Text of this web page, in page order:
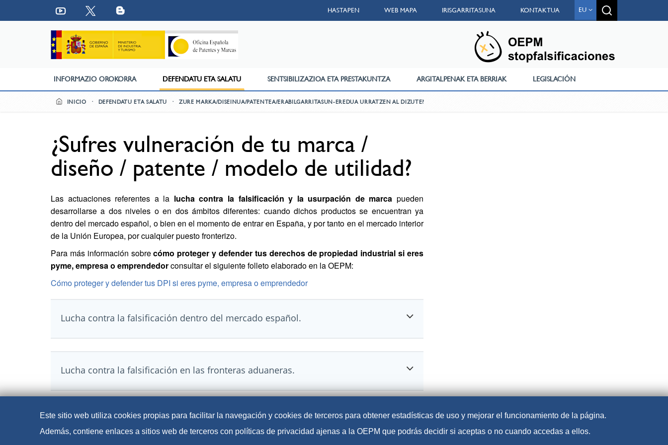
HASTAPEN WEB MAPA IRISGARRITASUNA KONTAKTUA EU
INFORMAZIO OROKORRA DEFENDATU ETA SALATU SENTSIBILIZAZIOA ETA PRESTAKUNTZA ARGITALPENAK ETA BERRIAK LEGISLACIÓN
INICIO DEFENDATU ETA SALATU ZURE MARKA/DISEINUA/PATENTEA/ERABILGARRITASUN-EREDUA URRATZEN AL DIZUTE?
¿Sufres vulneración de tu marca /
diseño / patente / modelo de utilidad?
Las actuaciones referentes a la lucha contra la falsificación y la usurpación de marca pueden
desarrollarse a dos niveles o en dos ámbitos diferentes: cuando dichos productos se encuentran ya
dentro del mercado español, o bien en el momento de entrar en España, y por tanto en el mercado interior
de la Unión Europea, por cualquier puesto fronterizo.
Para más información sobrecómo proteger y defender tus derechos de propiedad industrial si eres
pyme, empresa o emprendedorconsultar el siguiente folleto elaborado en la OEPM:
Cómo proteger y defender tus DPI si eres pyme, empresa o emprendedor
Lucha contra la falsificación dentro del mercado español.
Lucha contra la falsificación en las fronteras aduaneras.
Este sitio web utiliza cookies propias para facilitar la navegación y cookies de terceros para obtener estadísticas de uso y mejorar el funcionamiento de la página.
Además, contiene enlaces a sitios web de terceros con políticas de privacidad ajenas a la OEPM que podrás decidir si aceptas o no cuando accedas a ellos.